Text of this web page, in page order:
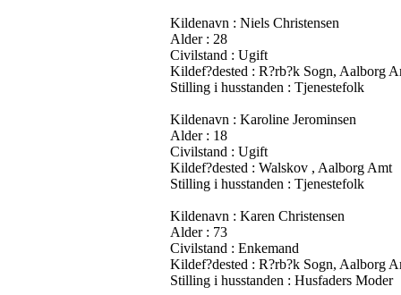
Kildenavn : Niels Christensen
Alder : 28
Civilstand : Ugift
Kildef?dested : R?rb?k Sogn, Aalborg
Stilling i husstanden : Tjenestefolk
Kildenavn : Karoline Jerominsen
Alder : 18
Civilstand : Ugift
Kildef?dested : Walskov , Aalborg Amt
Stilling i husstanden : Tjenestefolk
Kildenavn : Karen Christensen
Alder : 73
Civilstand : Enkemand
Kildef?dested : R?rb?k Sogn, Aalborg
Stilling i husstanden : Husfaders Moder